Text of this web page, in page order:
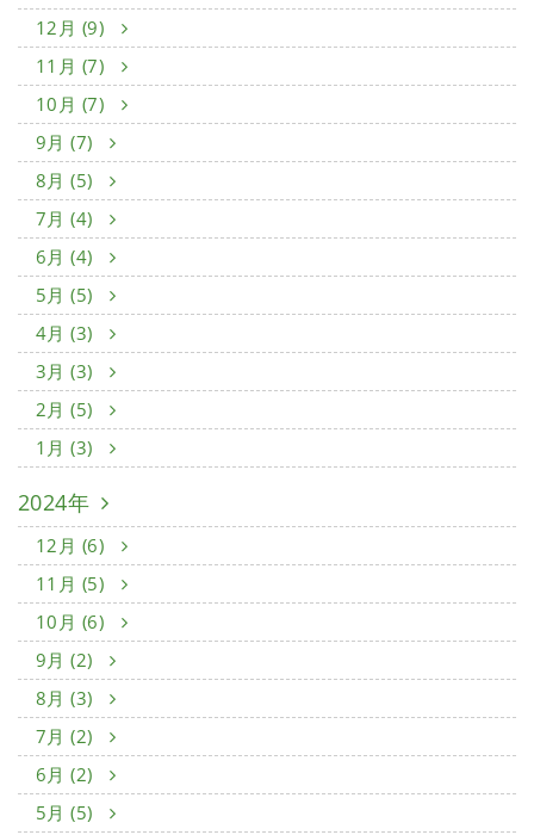
12月 (9)
11月 (7)
10月 (7)
9月 (7)
8月 (5)
7月 (4)
6月 (4)
5月 (5)
4月 (3)
3月 (3)
2月 (5)
1月 (3)
2024年
12月 (6)
11月 (5)
10月 (6)
9月 (2)
8月 (3)
7月 (2)
6月 (2)
5月 (5)